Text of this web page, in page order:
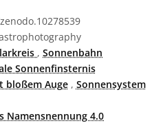
, Sonnenbahn
Sonnenfinsternis
bloßem Auge, Sonnensystem
Namensnennung 4.0